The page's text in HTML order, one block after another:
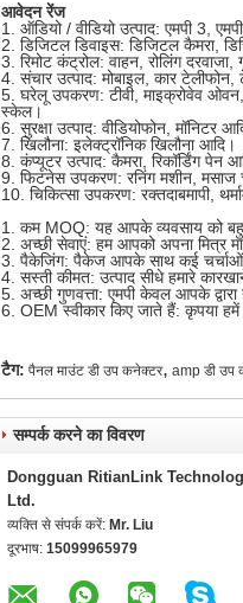
आवेदन रेंज
1. ऑडियो / वीडियो उत्पाद: एमपी 3,
2. डिजिटल डिवाइस: डिजिटल कैमरा,
3. रिमोट कंट्रोल: वाहन, रोलिंग दरवाजा,
4. संचार उत्पाद: मोबाइल, कार
5. घरेलू उपकरण: टीवी, माइक्रोवेव
स्केल।
6. सुरक्षा उत्पाद: वीडियोफोन, मॉनिटर
7. खिलौना: इलेक्ट्रॉनिक खिलौना आदि।
8. कंप्यूटर उत्पाद: कैमरा, रिकॉर्डिंग पेन
9. फिटनेस उपकरण: रनिंग मशीन, मसाज
10. चिकित्सा उपकरण: रक्तदाबमापी,
1. कम MOQ: यह आपके व्यवसाय को
2. अच्छी सेवाएं: हम आपको अपना मित्र
3. पैकेजिंग: पैकेज आपके साथ कई चर्चाओं
4. सस्ती कीमत: उत्पाद सीधे हमारे
5. अच्छी गुणवत्ता: एमपी केवल आपके
6. OEM स्वीकार किए जाते हैं: कृपया
टैग: पैनल माउंट डी उप कनेक्टर, amp डी उप
सम्पर्क करने का विवरण
Dongguan RitianLink
Ltd.
व्यक्ति से संपर्क करें: Mr. Liu
दूरभाष: 15099965979